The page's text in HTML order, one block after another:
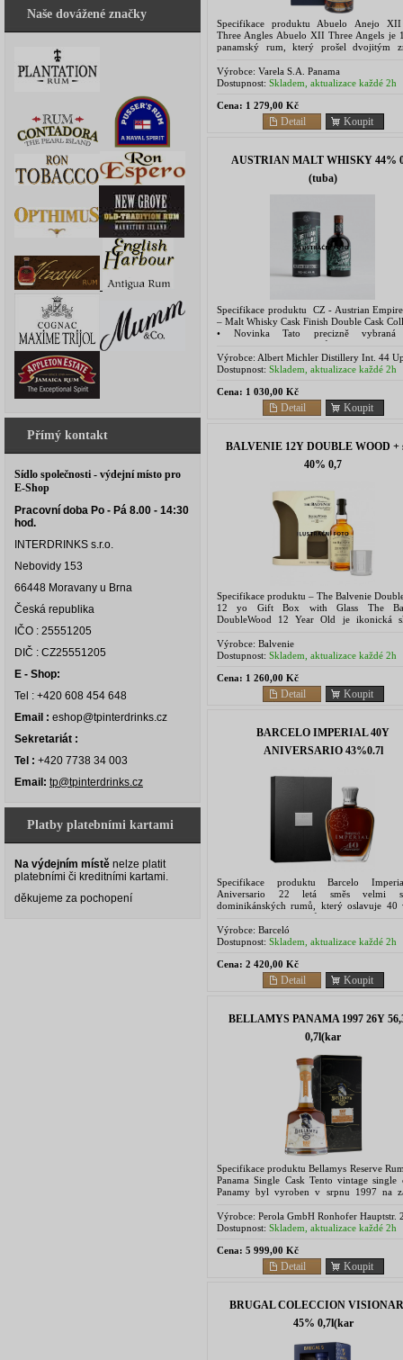
Naše dovážené značky
Přímý kontakt
Sídlo společnosti - výdejní místo pro
E-Shop
Pracovní doba Po - Pá 8.00 - 14:30
hod.
INTERDRINKS s.r.o.
Nebovidy 153
66448 Moravany u Brna
Česká republika
IČO : 25551205
DIČ : CZ25551205
E - Shop:
Tel : +420 608 454 648
Email : eshop@tpinterdrinks.cz
Sekretariát :
Tel : +420 7738 34 003
Email: tp@tpinterdrinks.cz
Platby platebními kartami
Na výdejním místě nelze platit
platebními či kreditními kartami.
děkujeme za pochopení
Specifikace produktu Abuelo Anejo
Three Angles Abuelo XII Three Angels je
panamský rum, který prošel dvojitým
Abuelo Anejo XII Anos...
Výrobce: Varela S.A. Panama
Dostupnost: Skladem, aktualizace každé 2h
Cena: 1 279,00 Kč
Koupit
Detail
AUSTRIAN MALT WHISKY 44%
(tuba)
Specifikace produktu CZ - Austrian
– Malt Whisky Cask Finish Double Cask
• Novinka Tato precizně vybraná
nejkvalitnějších destilátů z cukrové
pocházejících z...
Výrobce: Albert Michler Distillery Int. 44
Belgrave Road, Bristol, UK
Dostupnost: Skladem, aktualizace každé 2h
Cena: 1 030,00 Kč
Koupit
Detail
BALVENIE 12Y DOUBLE WOOD +
40% 0,7
Specifikace produktu – The Balvenie
12 yo Gift Box with Glass The
DoubleWood 12 Year Old je ikonická
sudů – nejprve v...
Výrobce: Balvenie
Dostupnost: Skladem, aktualizace každé 2h
Cena: 1 260,00 Kč
Koupit
Detail
BARCELO IMPERIAL 40Y
ANIVERSARIO 43%0.7l
Specifikace produktu Barcelo
Aniversario 22 letá směs velmi
dominikánských rumů, který oslavuje 40
vytvoření prvních rumů Barcelo Imperial.
bylo vyrobeno 15.000 kusů,...
Výrobce: Barceló
Dostupnost: Skladem, aktualizace každé 2h
Cena: 2 420,00 Kč
Koupit
Detail
BELLAMYS PANAMA 1997 26Y
0,7l(kar
Specifikace produktu Bellamys Reserve
Panama Single Cask Tento vintage single
Panamy byl vyroben v srpnu 1997 na
Výrobce: Perola GmbH Ronhofer Hauptstr.
90765 Fürth
Dostupnost: Skladem, aktualizace každé 2h
Cena: 5 999,00 Kč
Koupit
Detail
BRUGAL COLECCION
45% 0,7l(kar